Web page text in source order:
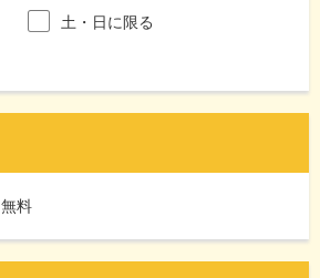
土・日に限る
無料